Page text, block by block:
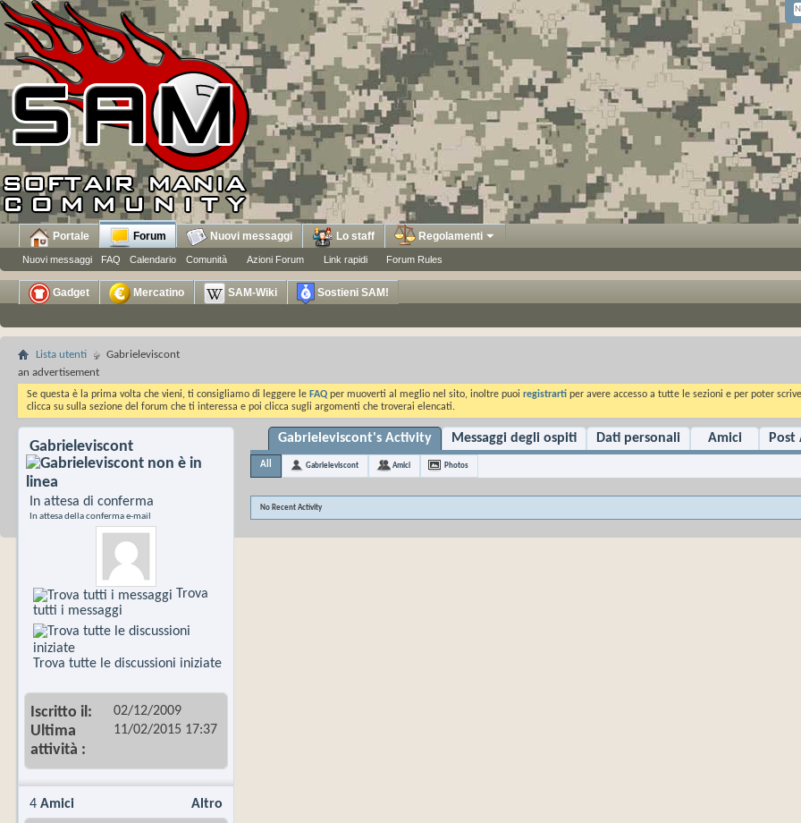
Portale Forum
Nuovi messaggi FAQ Calendario Comunità Azioni Forum Link rapidi Forum Rules
Nuovi messaggi Lo staff Regolamenti
Gadget Mercatino SAM-Wiki Sostieni SAM!
Lista utenti
Gabrieleviscont
an advertisement
Se questa è la prima volta che vieni, ti consigliamo di leggere le FAQ per muoverti al meglio nel sito, inoltre puoi registrarti per avere accesso a tutte le sezioni e per poter
clicca su sulla sezione del forum che ti interessa e poi clicca sugli argomenti che troverai elencati.
Gabrieleviscont
In attesa di conferma
In attesa della conferma e-mail
Trova
tutti i messaggi
Trova tutte le discussioni iniziate
Iscritto il 02/12/2009
Ultima
attività
11/02/2015 17:37
Altro
4 Amici
Gabrieleviscont's Activity Messaggi degli ospiti Dati personali Amici Post
All Gabrieleviscont Amici Photos
No Recent Activity